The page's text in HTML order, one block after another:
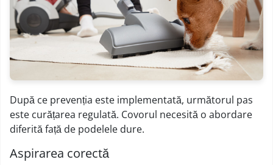
După ce prevenția este implementată, următorul pas
este curățarea regulată. Covorul necesită o abordare
diferită față de podelele dure.
Aspirarea corectă